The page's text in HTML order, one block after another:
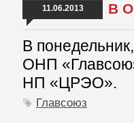
11.06.2013 В
В
ОНП
НП «ЦРЭО».
Главсоюз